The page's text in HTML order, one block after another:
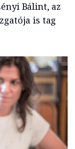
Bálint, az
is tag